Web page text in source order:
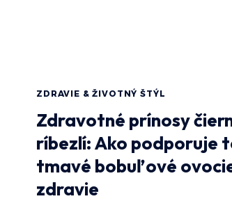
ZDRAVIE & ŽIVOTNÝ ŠTÝL
Zdravotné prínosy
ríbezlí: Ako podporuje
tmavé bobuľové
zdravie